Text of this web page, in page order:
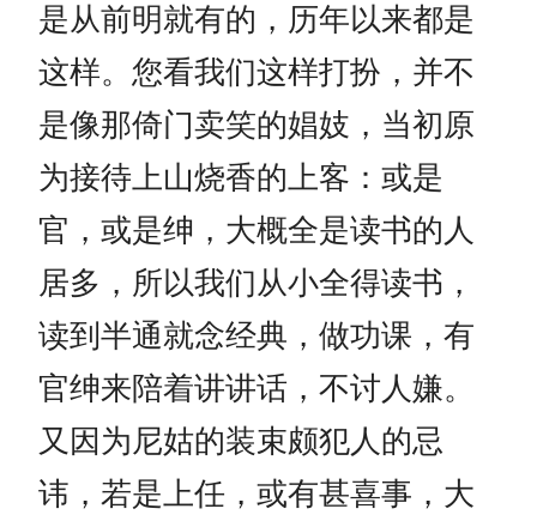
是从前明就有的，历年以来都是
这样。您看我们这样打扮，并不
是像那倚门卖笑的娼妓，当初原
为接待上山烧香的上客：或是
官，或是绅，大概全是读书的人
居多，所以我们从小全得读书，
读到半通就念经典，做功课，有
官绅来陪着讲讲话，不讨人嫌。
又因为尼姑的装束颇犯人的忌
讳，若是上任，或有甚喜事，大